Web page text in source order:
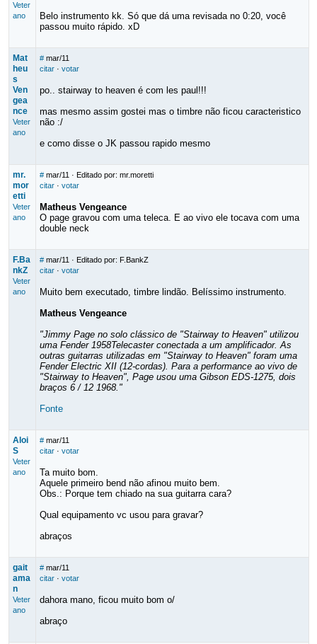
Veter
ano
Belo instrumento kk. Só que dá uma revisada no 0:20, você
passou muito rápido. xD
Mat
heu
s
Ven
gea
nce
Veter
ano
# mar/11
citar· votar
po.. stairway to heaven é com les paul!!!
mas mesmo assim gostei mas o timbre não ficou caracteristico
não :/
e como disse o JK passou rapido mesmo
mr.
mor
etti
Veter
ano
# mar/11 · Editado por: mr.moretti
citar· votar
Matheus Vengeance
O page gravou com uma teleca. E ao vivo ele tocava com uma
double neck
F.Ba
nkZ
Veter
ano
# mar/11 · Editado por: F.BankZ
citar· votar
Muito bem executado, timbre lindão. Belíssimo instrumento.
Matheus Vengeance
"Jimmy Page no solo clássico de "Stairway to Heaven" utilizou
uma Fender 1958Telecaster conectada a um amplificador. As
outras guitarras utilizadas em "Stairway to Heaven" foram uma
Fender Electric XII (12-cordas). Para a performance ao vivo de
"Stairway to Heaven", Page usou uma Gibson EDS-1275, dois
braços 6 / 12 1968."
Fonte
Aloi
S
Veter
ano
# mar/11
citar· votar
Ta muito bom.
Aquele primeiro bend não afinou muito bem.
Obs.: Porque tem chiado na sua guitarra cara?
Qual equipamento vc usou para gravar?
abraços
gait
ama
n
Veter
ano
# mar/11
citar· votar
dahora mano, ficou muito bom o/
abraço